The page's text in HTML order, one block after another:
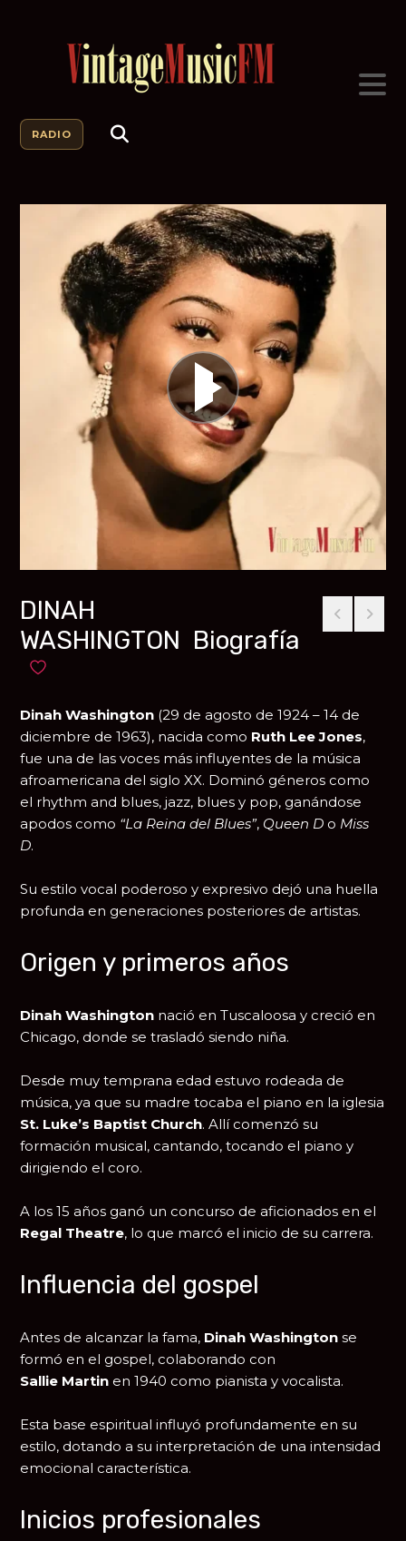
RADIO
DINAH
WASHINGTON Biografía
Añadir a favoritos
Dinah Washington (29 de agosto de 1924 – 14 de
diciembre de 1963), nacida como Ruth Lee Jones,
fue una de las voces más influyentes de la música
afroamericana del siglo XX. Dominó géneros como
el rhythm and blues, jazz, blues y pop, ganándose
apodos como “La Reina del Blues”, Queen D o Miss
D.
Su estilo vocal poderoso y expresivo dejó una huella
profunda en generaciones posteriores de artistas.
Origen y primeros años
Dinah Washington nació enTuscaloosa y creció en
Chicago, donde se trasladó siendo niña.
Desde muy temprana edad estuvo rodeada de
música, ya que su madre tocaba el piano en la iglesia
St. Luke’s Baptist Church. Allí comenzó su
formación musical, cantando, tocando el piano y
dirigiendo el coro.
A los 15 años ganó un concurso de aficionados en el
Regal Theatre, lo que marcó el inicio de su carrera.
Influencia del gospel
Antes de alcanzar la fama, Dinah Washington se
formó en el gospel, colaborando con
Sallie Martin en 1940 como pianista y vocalista.
Esta base espiritual influyó profundamente en su
estilo, dotando a su interpretación de una intensidad
emocional característica.
Inicios profesionales